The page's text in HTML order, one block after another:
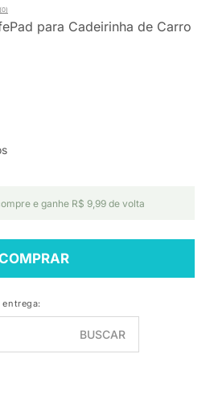
para Cadeirinha de Carro
e ganhe R$ 9,99 de volta
BUSCAR